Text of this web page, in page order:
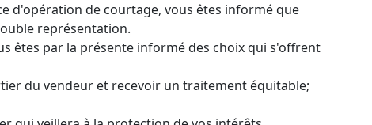
d'opération de courtage, vous êtes informé que
représentation.
êtes par la présente informé des choix qui s'offrent
du vendeur et recevoir un traitement équitable;